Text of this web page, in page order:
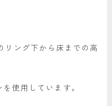
リング下から床までの高
使用しています。